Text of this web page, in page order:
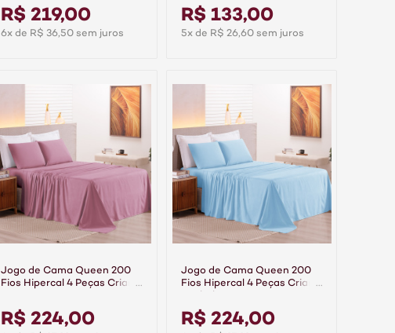
R$ 219,00
6x de R$ 36,50 sem juros
R$ 133,00
5x de R$ 26,60 sem juros
Jogo de Cama Queen 200
Fios Hipercal 4 Peças Criarte
R$ 224,00
Jogo de Cama Queen 200
Fios Hipercal 4 Peças Criarte
R$ 224,00